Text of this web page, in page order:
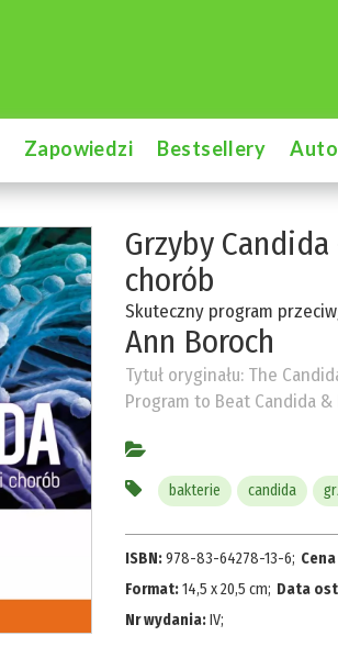
Zapowiedzi Bestsellery
Grzyby
chorób
Skuteczny program
Ann Boroch
Tytuł oryginału: The
Program to Beat Candida
bakterie candida
ISBN:978-83-64278-13-6;
Format:14,5 x 20,5 cm; Data
Nr wydania:IV;